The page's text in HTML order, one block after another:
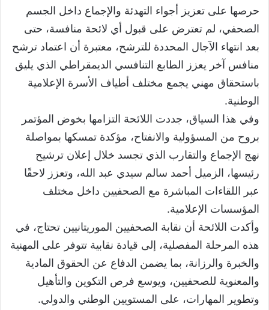
حرصها على تعزيز أجواء التهدئة والإجماع داخل الجسم
الصحفي، لم تعترض على قبول أي لائحة منافسة، حتى
بعد انتهاء الآجال المحددة للترشح، معتبرة أن اعتماد ترشح
منافس آخر يعزز الطابع التنافسي الديمقراطي الذي يليق
باستحقاق مهني يجمع مختلف أطياف الأسرة الإعلامية
الوطنية.
وفي هذا السياق، جددت اللائحة التزامها بخوض المؤتمر
بروح من المسؤولية والانفتاح، مؤكدة تمسكها بمواصلة
نهج الإجماع والتقارب الذي تجسد خلال إعلان ترشيح
رئيسها، الزميل أحمد سالم سيدي عبد الله، وتعزز لاحقًا
عبر اللقاءات المباشرة مع الصحفيين داخل مختلف
المؤسسات الإعلامية.
وأكدت اللائحة أن نقابة الصحفيين الموريتانيين تحتاج، في
هذه المرحلة المفصلية، إلى قيادة نقابية تتوفر على المهنية
والخبرة والرزانة، بما يضمن الدفاع عن الحقوق المادية
والمعنوية للصحفيين، ويوسع فرص التكوين والتأهيل
وتطوير المهارات، على المستويين الوطني والدولي.